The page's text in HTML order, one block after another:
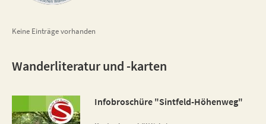
Keine Einträge vorhanden
Wanderliteratur und -karten
Infobroschüre "Sintfeld-Höhenweg"